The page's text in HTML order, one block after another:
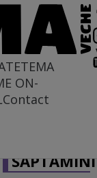
TEMA
ON-
Contact